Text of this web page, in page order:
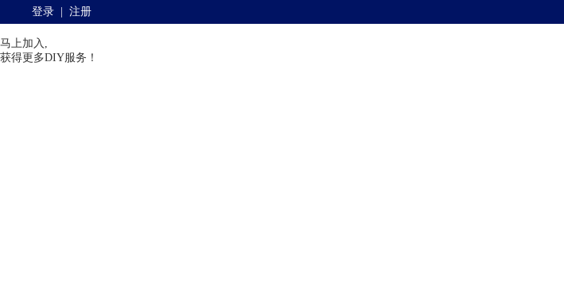
登录 注册
马上加入,
获得更多DIY服务！